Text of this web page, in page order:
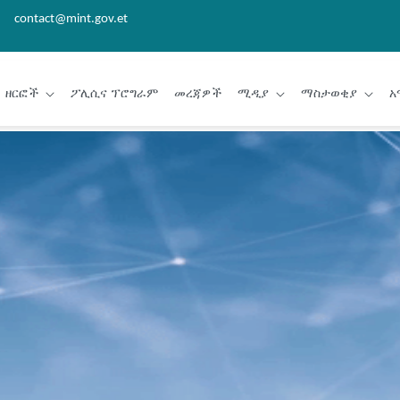
contact@mint.gov.et
ዘርፎች ፖሊሲና ፕሮግራም መረጃዎች ሚዲያ ማስታወቂያ